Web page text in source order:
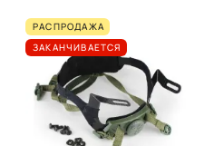
РАСПРОДАЖА
ЗАКАНЧИВАЕТСЯ